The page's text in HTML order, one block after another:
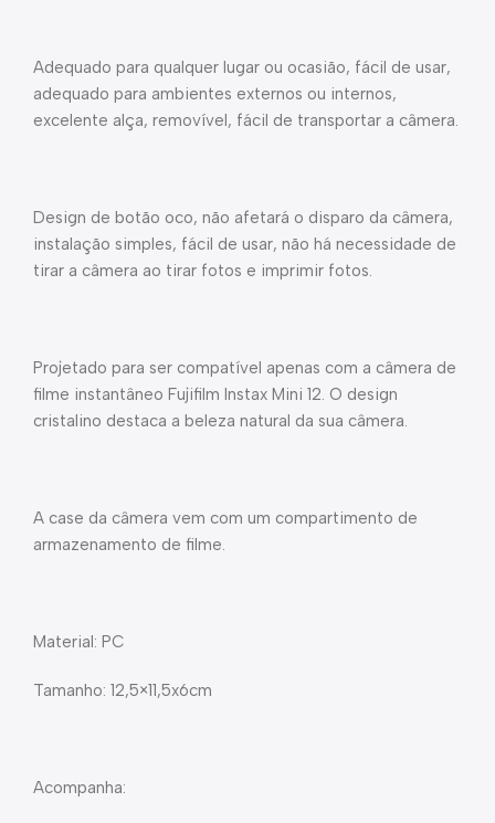
Adequado para qualquer lugar ou ocasião, fácil de usar,
adequado para ambientes externos ou internos,
excelente alça, removível, fácil de transportar a câmera.
Design de botão oco, não afetará o disparo da câmera,
instalação simples, fácil de usar, não há necessidade de
tirar a câmera ao tirar fotos e imprimir fotos.
Projetado para ser compatível apenas com a câmera de
filme instantâneo Fujifilm Instax Mini 12. O design
cristalino destaca a beleza natural da sua câmera.
A case da câmera vem com um compartimento de
armazenamento de filme.
Material: PC
Tamanho: 12,5×11,5x6cm
Acompanha: